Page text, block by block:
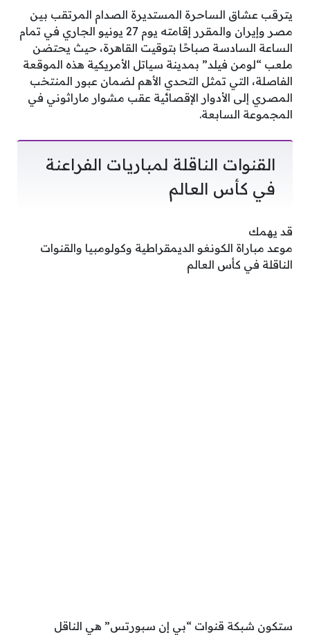
يترقب عشاق الساحرة المستديرة الصدام المرتقب بين
مصر وإيران والمقرر إقامته يوم 27 يونيو الجاري في تمام
الساعة السادسة صباحًا بتوقيت القاهرة، حيث يحتضن
ملعب “لومن فيلد” بمدينة سياتل الأمريكية هذه الموقعة
الفاصلة، التي تمثل التحدي الأهم لضمان عبور المنتخب
المصري إلى الأدوار الإقصائية عقب مشوار ماراثوني في
المجموعة السابعة.
القنوات الناقلة لمباريات الفراعنة
في كأس العالم
قد يهمك
موعد مباراة الكونغو الديمقراطية وكولومبيا والقنوات
الناقلة في كأس العالم
ستكون شبكة قنوات “بي إن سبورتس” هي الناقل